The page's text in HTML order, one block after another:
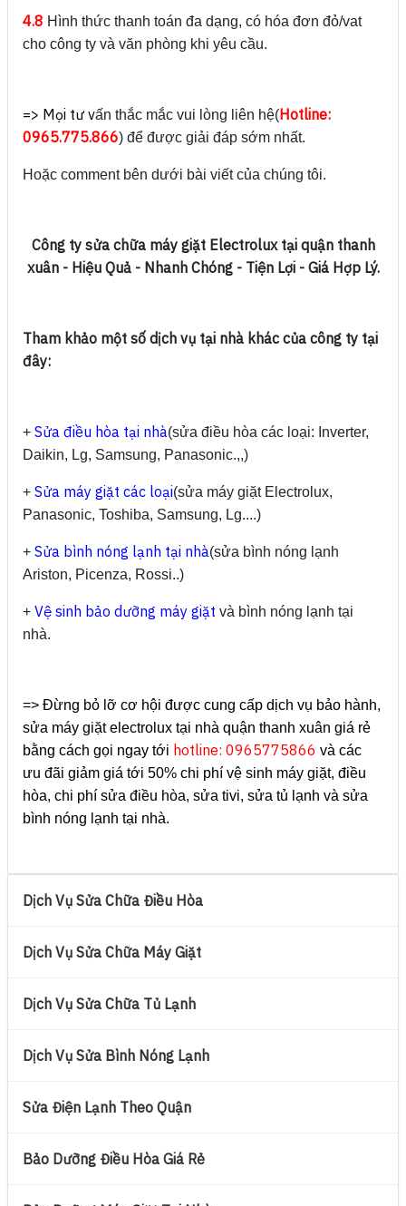
4.8 Hình thức thanh toán đa dạng, có hóa đơn đỏ/vat
cho công ty và văn phòng khi yêu cầu.
=> Mọi tư vấn thắc mắc vui lòng liên hệ(Hotline:
0965.775.866) để được giải đáp sớm nhất.
Hoặc comment bên dưới bài viết của chúng tôi.
Công ty sửa chữa máy giặt Electrolux tại quận thanh
xuân - Hiệu Quả - Nhanh Chóng - Tiện Lợi - Giá Hợp Lý.
Tham khảo một số dịch vụ tại nhà khác của công ty tại
đây:
+ Sửa điều hòa tại nhà(sửa điều hòa các loại: Inverter,
Daikin, Lg, Samsung, Panasonic.,,)
+ Sửa máy giặt các loại(sửa máy giặt Electrolux,
Panasonic, Toshiba, Samsung, Lg....)
+ Sửa bình nóng lạnh tại nhà(sửa bình nóng lạnh
Ariston, Picenza, Rossi..)
+ Vệ sinh bảo dưỡng máy giặt và bình nóng lạnh tại
nhà.
=> Đừng bỏ lỡ cơ hội được cung cấp dịch vụ bảo hành,
sửa máy giặt electrolux tại nhà quận thanh xuân giá rẻ
bằng cách gọi ngay tới hotline: 0965775866 và các
ưu đãi giảm giá tới 50% chi phí vệ sinh máy giặt, điều
hòa, chi phí sửa điều hòa, sửa tivi, sửa tủ lạnh và sửa
bình nóng lạnh tại nhà.
Dịch Vụ Sửa Chữa Điều Hòa
Dịch Vụ Sửa Chữa Máy Giặt
Dịch Vụ Sửa Chữa Tủ Lạnh
Dịch Vụ Sửa Bình Nóng Lạnh
Sửa Điện Lạnh Theo Quận
Bảo Dưỡng Điều Hòa Giá Rẻ